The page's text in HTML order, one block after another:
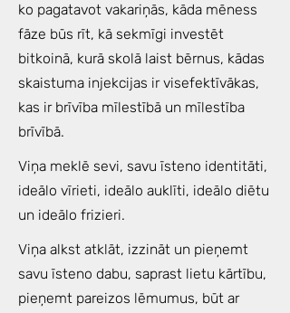
ko pagatavot vakariņās, kāda mēness
fāze būs rīt, kā sekmīgi investēt
bitkoinā, kurā skolā laist bērnus, kādas
skaistuma injekcijas ir visefektīvākas,
kas ir brīvība mīlestībā un mīlestība
brīvībā.
Viņa meklē sevi, savu īsteno identitāti,
ideālo vīrieti, ideālo auklīti, ideālo diētu
un ideālo frizieri.
Viņa alkst atklāt, izzināt un pieņemt
savu īsteno dabu, saprast lietu kārtību,
pieņemt pareizos lēmumus, būt ar